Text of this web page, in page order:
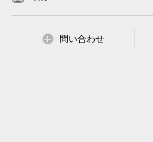
(Optional)
External Light Sensor
問い合わせ